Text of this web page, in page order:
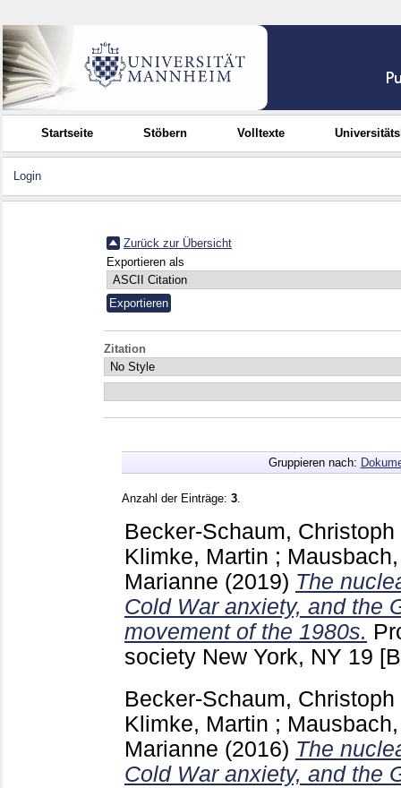
Startseite Stöbern Volltexte
Login
Zurück zur Übersicht
Exportieren als
Zitation
Gruppieren nach:
Anzahl der Einträge: 3
Becker-Schaum, Christoph
Klimke, Martin ;
Marianne (2019) The
Cold War anxiety, and the
movement of the 1980s.
society New York, NY 19
Becker-Schaum, Christoph
Klimke, Martin ;
Marianne (2016) The
Cold War anxiety, and the